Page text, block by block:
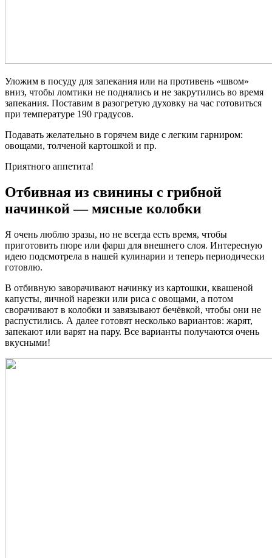
Уложим в посуду для запекания или на противень «швом»
вниз, чтобы ломтики не поднялись и не закрутились во время
запекания. Поставим в разогретую духовку на час готовиться
при температуре 190 градусов.
Подавать желательно в горячем виде с легким гарниром:
овощами, толченой картошкой и пр.
Приятного аппетита!
Отбивная из свинины с грибной
начинкой — мясные колобки
Я очень люблю зразы, но не всегда есть время, чтобы
приготовить пюре или фарш для внешнего слоя. Интересную
идею подсмотрела в нашей кулинарии и теперь периодически
готовлю.
В отбивную заворачивают начинку из картошки, квашеной
капусты, яичной нарезки или риса с овощами, а потом
сворачивают в колобки и завязывают бечёвкой, чтобы они не
распустились. А далее готовят несколько вариантов: жарят,
запекают или варят на пару. Все варианты получаются очень
вкусными!